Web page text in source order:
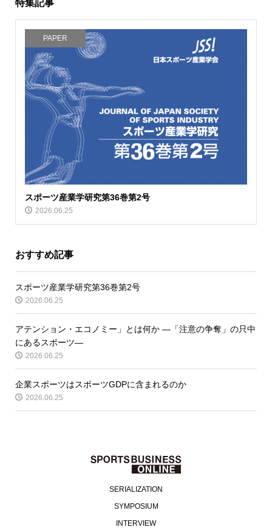
特集記事
PAPER
スポーツ産業学研究第36巻第2号
2026.06.25
おすすめ記事
スポーツ産業学研究第36巻第2号
2026.06.25
アテンション・エコノミー」とは何か ―「注意の争奪」の只中
にあるスポーツ―
2026.06.25
企業スポーツはスポーツGDPに含まれるのか
2026.06.25
SERIALIZATION
SYMPOSIUM
INTERVIEW